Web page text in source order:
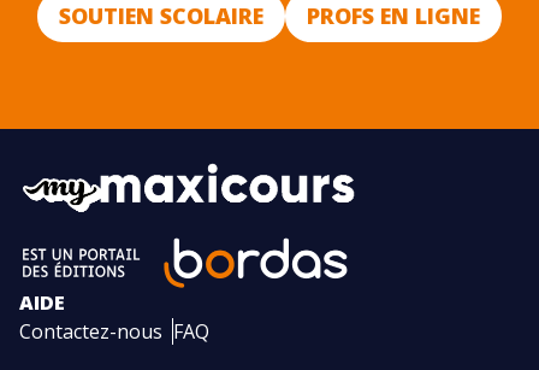
SOUTIEN SCOLAIRE PROFS EN LIGNE
AIDE
Contactez-nous FAQ